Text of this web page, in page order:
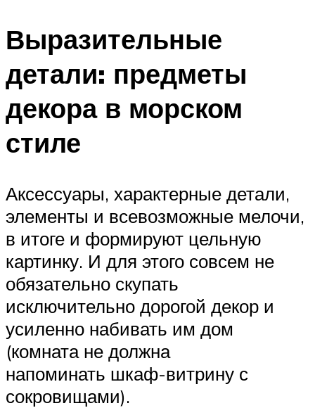
Выразительные
детали: предметы
декора в морском
стиле
Аксессуары, характерные детали,
элементы и всевозможные мелочи,
в итоге и формируют цельную
картинку. И для этого совсем не
обязательно скупать
исключительно дорогой декор и
усиленно набивать им дом
(комната не должна
напоминать шкаф-витрину с
сокровищами).